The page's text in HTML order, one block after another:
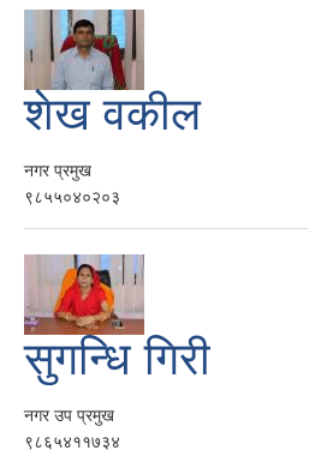
शेख वकील
नगर प्रमुख
९८५५०४०२०३
सुगन्धि गिरी
नगर उप प्रमुख
९८६५४११७३४